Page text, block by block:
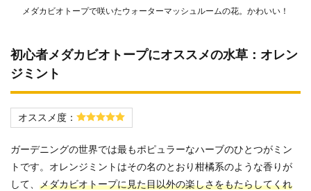
メダカビオトープで咲いたウォーターマッシュルームの花。かわいい！
初心者メダカビオトープにオススメの水草：オレン
ジミント
オススメ度：
ガーデニングの世界では最もポピュラーなハーブのひとつがミン
トです。オレンジミントはその名のとおり柑橘系のような香りが
して、 メダカビオトープに見た目以外の楽しさをもたらしてくれ